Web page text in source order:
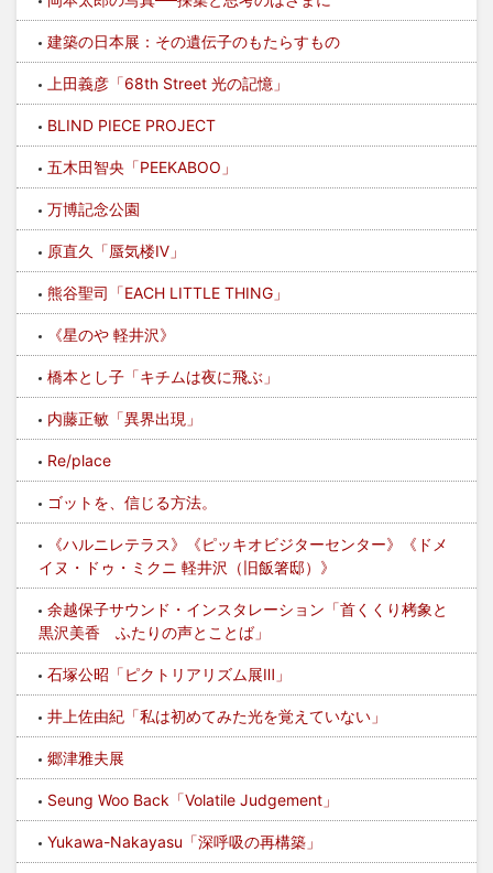
建築の日本展：その遺伝子のもたらすもの
上田義彦「68th Street 光の記憶」
BLIND PIECE PROJECT
五木田智央「PEEKABOO」
万博記念公園
原直久「蜃気楼Ⅳ」
熊谷聖司「EACH LITTLE THING」
《星のや 軽井沢》
橋本とし子「キチムは夜に飛ぶ」
内藤正敏「異界出現」
Re/place
ゴットを、信じる方法。
《ハルニレテラス》《ピッキオビジターセンター》《ドメ
イヌ・ドゥ・ミクニ 軽井沢（旧飯箸邸）》
余越保子サウンド・インスタレーション「首くくり栲象と
黒沢美香 ふたりの声とことば」
石塚公昭「ピクトリアリズム展Ⅲ」
井上佐由紀「私は初めてみた光を覚えていない」
郷津雅夫展
Seung Woo Back「Volatile Judgement」
Yukawa-Nakayasu「深呼吸の再構築」